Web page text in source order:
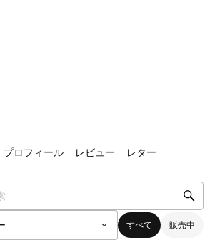
プロフィール レビュー レター
すべて 販売中